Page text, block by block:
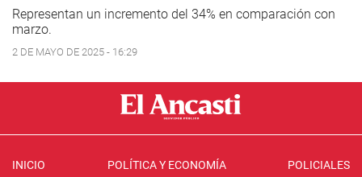
Representan un incremento del 34% en comparación con
marzo.
2 DE MAYO DE 2025 - 16:29
INICIO POLÍTICA Y ECONOMÍA POLICIALES